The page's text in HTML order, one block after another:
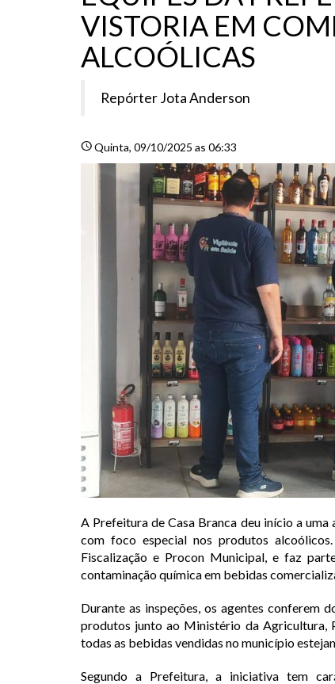
VISTORIA EM
ALCOÓLICAS
Repórter Jota Anderson
scheduleQuinta, 09/10/2025 as 06:33
A Prefeitura de Casa Branca deu início a
com foco especial nos produtos
Fiscalização e Procon Municipal, e faz
contaminação química em bebidas
Durante as inspeções, os agentes conferem
produtos junto ao Ministério da Agricultura,
todas as bebidas vendidas no município
Segundo a Prefeitura, a iniciativa tem